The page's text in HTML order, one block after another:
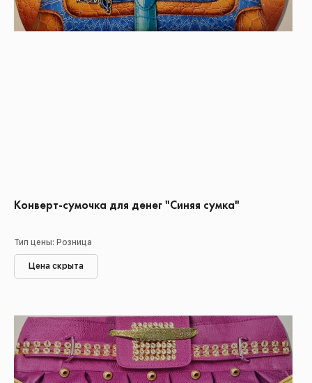
Конверт-сумочка для денег "Синяя сумка"
Тип цены: Розница
Цена скрыта